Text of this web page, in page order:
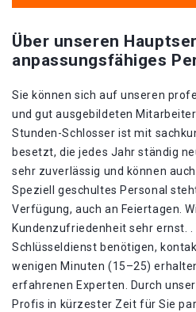
Über unseren
anpassungsfähiges
Sie können sich auf unseren
und gut ausgebildeten
Stunden-Schlosser ist mit
besetzt, die jedes Jahr ständig
sehr zuverlässig und können
Speziell geschultes Personal
Verfügung, auch an Feiertagen.
Kundenzufriedenheit sehr ernst.
Schlüsseldienst benötigen,
wenigen Minuten (15–25)
erfahrenen Experten. Durch
Profis in kürzester Zeit für Sie